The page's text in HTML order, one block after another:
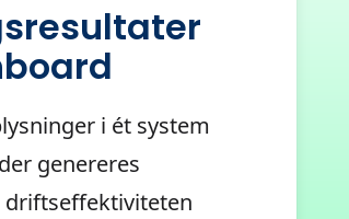
i ét system
genereres
driftseffektiviteten